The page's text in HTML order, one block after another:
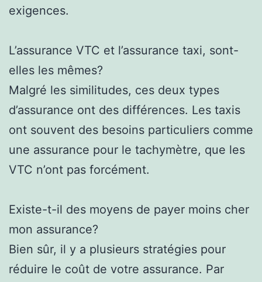
exigences.
L’assurance VTC et l’assurance taxi, sont-
elles les mêmes?
Malgré les similitudes, ces deux types
d’assurance ont des différences. Les taxis
ont souvent des besoins particuliers comme
une assurance pour le tachymètre, que les
VTC n’ont pas forcément.
Existe-t-il des moyens de payer moins cher
mon assurance?
Bien sûr, il y a plusieurs stratégies pour
réduire le coût de votre assurance. Par